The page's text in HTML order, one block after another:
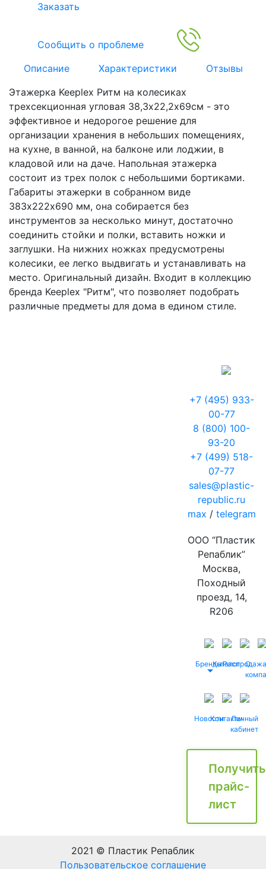
Заказать
Сообщить о проблеме
Описание
Характеристики
Отзывы
Этажерка Keeplex Ритм на колесиках
трехсекционная угловая 38,3х22,2х69см - это
эффективное и недорогое решение для
организации хранения в небольших помещениях,
на кухне, в ванной, на балконе или лоджии, в
кладовой или на даче. Напольная этажерка
состоит из трех полок с небольшими бортиками.
Габариты этажерки в собранном виде
383х222х690 мм, она собирается без
инструментов за несколько минут, достаточно
соединить стойки и полки, вставить ножки и
заглушки. На нижних ножках предусмотрены
колесики, ее легко выдвигать и устанавливать на
место. Оригинальный дизайн. Входит в коллекцию
бренда Keeplex "Ритм", что позволяет подобрать
различные предметы для дома в едином стиле.
+7 (495) 933-
00-77
8 (800) 100-
93-20
+7 (499) 518-
07-77
sales@plastic-
republic.ru
max / telegram
ООО “Пластик
Репаблик”
Москва,
Походный
проезд, 14,
R206
БрендыКаталог
Распродажа
О
НовостиКонтактыЛичный
кабинет
Получить
прайс-
лист
2021 © Пластик Репаблик
Пользовательское соглашение